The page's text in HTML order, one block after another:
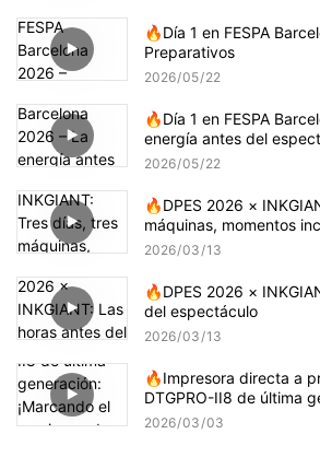
🔥Día 1 en FESPA
Preparativos
2026 05 22
🔥Día 1 en FESPA
energía antes del
2026 05 22
🔥DPES 2026 ×
máquinas, momentos
2026 03 13
🔥DPES 2026 ×
del espectáculo
2026 03 13
🔥Impresora directa a
DTGPRO-II8 de última
el comienzo de una
2026 03 03